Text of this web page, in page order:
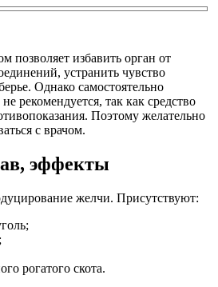
позволяет избавить орган от
устранить чувство
Однако самостоятельно
рекомендуется, так как средство
Поэтому желательно
с врачом.
эффекты
желчи. Присутствуют:
рогатого скота.